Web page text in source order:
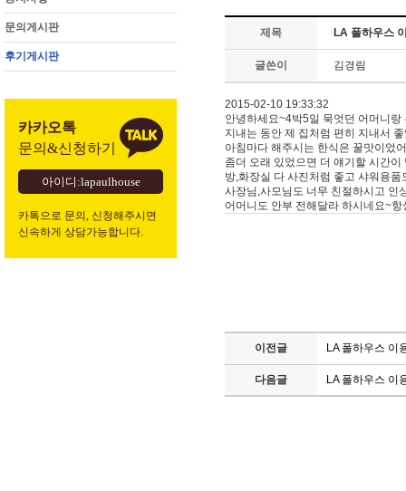
문의게시판
후기게시판
카카오톡
문의&신청하기
아이디:lapaulhouse
카톡으로 문의, 신청해주시면
신속하게 상담가능합니다.
제목 LA 폴하우스
글쓴이 김경림
2015-02-10 19:33:32
안녕하세요~4박5일 묵엇던 어머니
지내는 동안 제 집처럼 편히 지내서
아침마다 해주시는 한식은 꿀맛이었
좀더 오래 있었으면 더 얘기할 시간
방,화장실 다 사진처럼 좋고 샤워용
사장님,사모님도 너무 친절하시고 인
어머니도 안부 전해달라 하시네요~
이전글 LA 폴하우스 이
다음글 LA 폴하우스 이